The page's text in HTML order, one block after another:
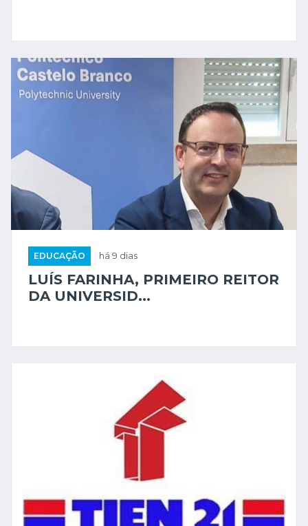
EDUCAÇÃO há 9 dias
LUÍS FARINHA, PRIMEIRO REITOR
DA UNIVERSID...